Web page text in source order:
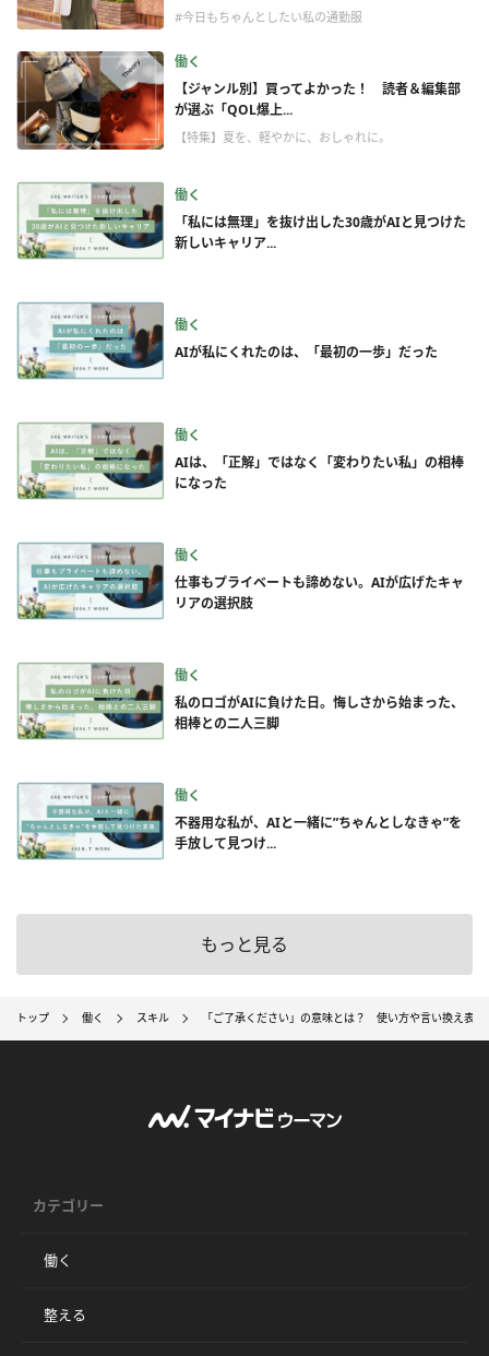
#今日もちゃんとしたい私の通勤服
働く
【ジャンル別】買ってよかった！ 読者＆編集部
が選ぶ「QOL爆上...
【特集】夏を、軽やかに、おしゃれに。
働く
「私には無理」を抜け出した30歳がAIと見つけた
新しいキャリア...
働く
AIが私にくれたのは、「最初の一歩」だった
働く
AIは、「正解」ではなく「変わりたい私」の相棒
になった
働く
仕事もプライベートも諦めない。AIが広げたキャ
リアの選択肢
働く
私のロゴがAIに負けた日。悔しさから始まった、
相棒との二人三脚
働く
不器用な私が、AIと一緒に”ちゃんとしなきゃ”を
手放して見つけ...
もっと見る
トップ 働く スキル 「ご了承ください」の意味とは？ 使い方や言い換え表現
カテゴリー
働く
整える